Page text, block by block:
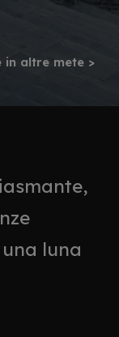
in altre mete >
luna